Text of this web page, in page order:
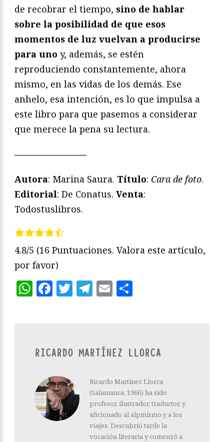
de recobrar el tiempo, sino de hablar
sobre la posibilidad de que esos
momentos de luz vuelvan a producirse
para uno y, además, se estén
reproduciendo constantemente, ahora
mismo, en las vidas de los demás. Ese
anhelo, esa intención, es lo que impulsa a
este libro para que pasemos a considerar
que merece la pena su lectura.
————————
Autora: Marina Saura. Título: Cara de foto.
Editorial: De Conatus. Venta:
Todostuslibros.
4.8/5 (16 Puntuaciones. Valora este artículo,
por favor)
WhatsApp
Facebook
Twitter
Telegram
Email
RICARDO MARTÍNEZ LLORCA
Ricardo Martínez Llorca
(Salamanca, 1966) ha sido
profesor, ilustrador, traductor, y
aficionado al alpinismo y a los
viajes. Descubrió tarde la
vocación literaria y comenzó a